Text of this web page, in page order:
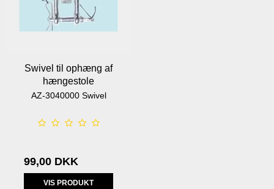
Swivel til ophæng af
hængestole
AZ-3040000 Swivel
99,00 DKK
VIS PRODUKT